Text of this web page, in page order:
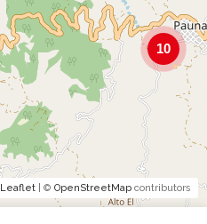
10
Leaflet | © OpenStreetMap contributors